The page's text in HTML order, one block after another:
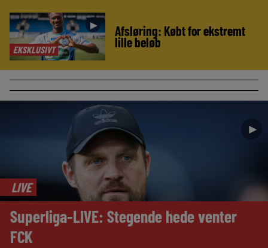
EKSKLUSIVT
► Afsløring: Købt for ekstremt
lille beløb
►
LIVE
Superliga-LIVE: Stegende hede venter
FCK